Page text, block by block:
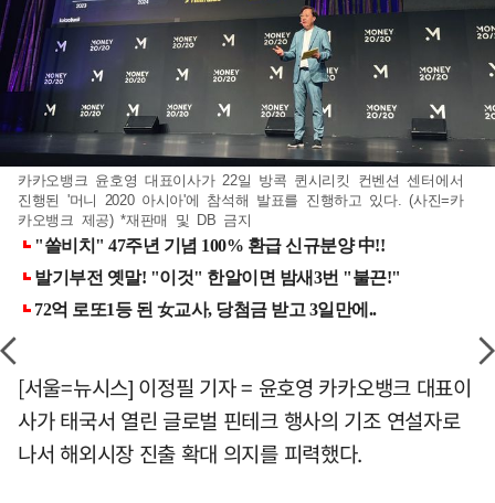
카카오뱅크 윤호영 대표이사가 22일 방콕 퀸시리킷 컨벤션 센터에서
진행된 '머니 2020 아시아'에 참석해 발표를 진행하고 있다. (사진=카
카오뱅크 제공) *재판매 및 DB 금지
[서울=뉴시스] 이정필 기자 = 윤호영 카카오뱅크 대표이
사가 태국서 열린 글로벌 핀테크 행사의 기조 연설자로
나서 해외시장 진출 확대 의지를 피력했다.